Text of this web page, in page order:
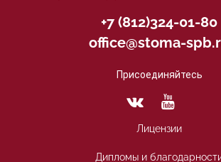
+7 (812)324-01-80
office@stoma-
Присоединяйтесь
Лицензии
Дипломы и